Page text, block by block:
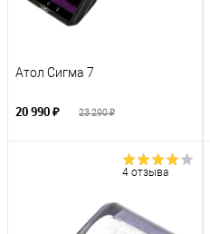
Атол Сигма 7
20 990 ₽ 23 290 ₽
4 отзыва